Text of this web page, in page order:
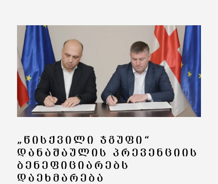
„ᲬᲘᲡᲥᲕᲘᲚᲘ ᲯᲒᲣᲤᲘ“
ᲓᲐᲜᲐᲨᲐᲣᲚᲘᲡ ᲞᲠᲔᲕᲔᲜᲪᲘᲘᲡ
ᲑᲔᲜᲔᲤᲘᲪᲘᲐᲠᲔᲑᲡ
ᲓᲐᲔᲮᲛᲐᲠᲔᲑᲐ